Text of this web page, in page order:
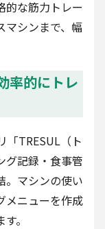
的な筋力トレー
マシンまで、幅
率的にトレ
「TRESUL（ト
グ記録・食事管
。マシンの使い
メニューを作成
。